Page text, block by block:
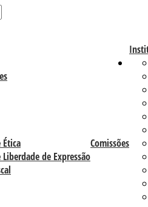
Comissões
Ética
de Expressão